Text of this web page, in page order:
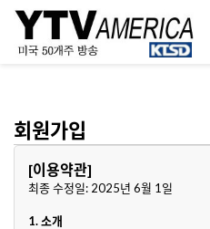
회원가입
[이용약관]
최종 수정일: 2025년 6월 1일
1. 소개